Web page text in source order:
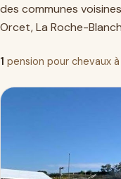
des communes
Orcet,La Roche-
1 pension pour chevaux